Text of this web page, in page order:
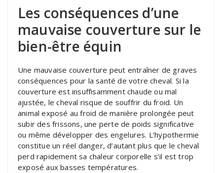
Les conséquences d’une
mauvaise couverture sur le
bien-être équin
Une mauvaise couverture peut entraîner de graves
conséquences pour la santé de votre cheval. Si la
couverture est insuffisamment chaude ou mal
ajustée, le cheval risque de souffrir du froid. Un
animal exposé au froid de manière prolongée peut
subir des frissons, une perte de poids significative
ou même développer des engelures. L’hypothermie
constitue un réel danger, d’autant plus que le cheval
perd rapidement sa chaleur corporelle s’il est trop
exposé aux basses températures.